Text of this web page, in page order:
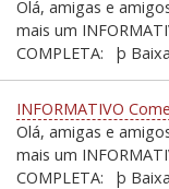
Olá, amigas e
mais um
COMPLETA: þ
INFORMATIVO
Olá, amigas e
mais um
COMPLETA: þ